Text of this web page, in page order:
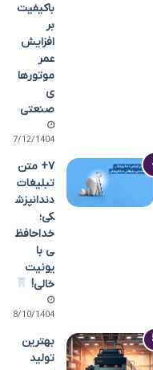
باکیفیت
بر
افزایش
عمر
موتورها
ی
صنعتی
07/12/1404
۷+ متن
تبلیغات
دندانپزش
کی؛
خداحافظ
ی با
یونیت
خالی!
18/10/1404
بهترین
تولید